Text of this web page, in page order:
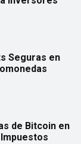
Seguras en
de Bitcoin en